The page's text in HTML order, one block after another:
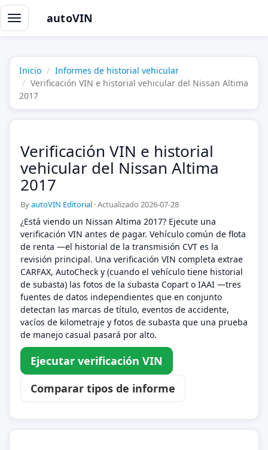
Alternar
navegación
autoVIN
Inicio
Informes de historial vehicular
Verificación VIN e historial vehicular del Nissan Altima
2017
Verificación VIN e historial
vehicular del Nissan Altima
2017
ByautoVIN Editorial ·Actualizado 2026-07-28
¿Está viendo un Nissan Altima 2017? Ejecute una
verificación VIN antes de pagar. Vehículo común de flota
de renta —el historial de la transmisión CVT es la
revisión principal. Una verificación VIN completa extrae
CARFAX, AutoCheck y (cuando el vehículo tiene historial
de subasta) las fotos de la subasta Copart o IAAI —tres
fuentes de datos independientes que en conjunto
detectan las marcas de título, eventos de accidente,
vacíos de kilometraje y fotos de subasta que una prueba
de manejo casual pasará por alto.
Ejecutar verificación VIN
Comparar tipos de informe